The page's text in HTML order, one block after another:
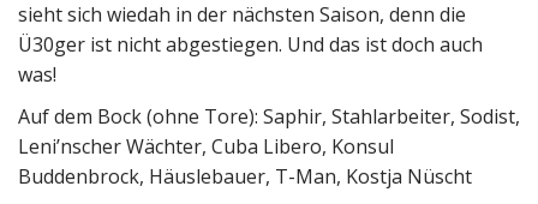
sieht sich wiedah in der nächsten Saison, denn die
Ü30ger ist nicht abgestiegen. Und das ist doch auch
was!
Auf dem Bock (ohne Tore): Saphir, Stahlarbeiter, Sodist,
Leni’nscher Wächter, Cuba Libero, Konsul
Buddenbrock, Häuslebauer, T-Man, Kostja Nüscht